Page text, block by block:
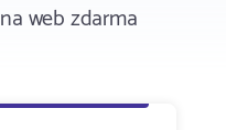
web zdarma